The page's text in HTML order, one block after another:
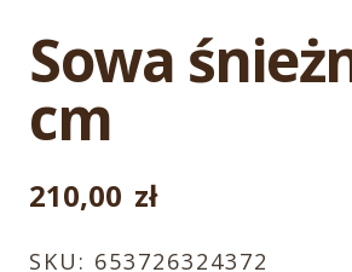
Sowa
cm
210,00 zł
SKU: 653726324372